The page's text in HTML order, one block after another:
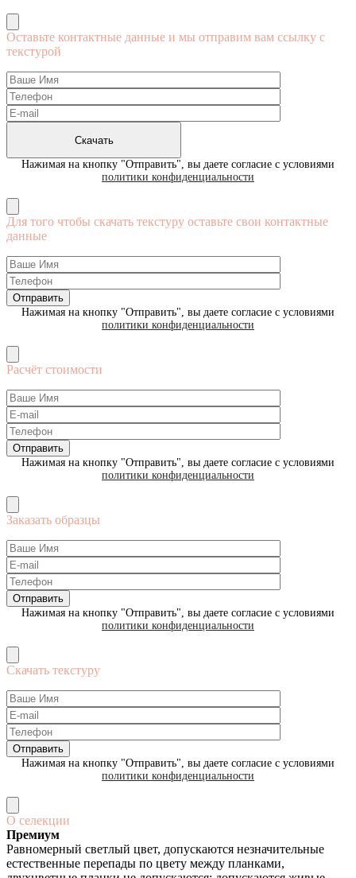
Оставьте контактные данные и мы отправим вам ссылку с
текстурой
Нажимая на кнопку "Отправить", вы даете согласие с условиями
политики конфиденциальности
Для того чтобы скачать текстуру оставьте свои контактные
данные
Нажимая на кнопку "Отправить", вы даете согласие с условиями
политики конфиденциальности
Расчёт стоимости
Нажимая на кнопку "Отправить", вы даете согласие с условиями
политики конфиденциальности
Заказать образцы
Нажимая на кнопку "Отправить", вы даете согласие с условиями
политики конфиденциальности
Скачать текстуру
Нажимая на кнопку "Отправить", вы даете согласие с условиями
политики конфиденциальности
О селекции
Премиум
Равномерный светлый цвет, допускаются незначительные
естественные перепады по цвету между планками,